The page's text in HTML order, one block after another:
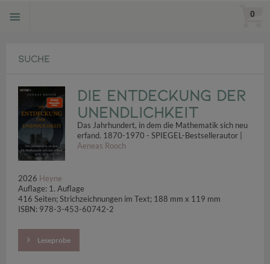
0
SUCHE
Die Entdeckung der
Unendlichkeit
Das Jahrhundert, in dem die Mathematik sich neu
erfand. 1870-1970 - SPIEGEL-Bestsellerautor |
Aeneas Rooch
2026 Heyne
Auflage: 1. Auflage
416 Seiten; Strichzeichnungen im Text; 188 mm x 119 mm
ISBN: 978-3-453-60742-2
Leseprobe